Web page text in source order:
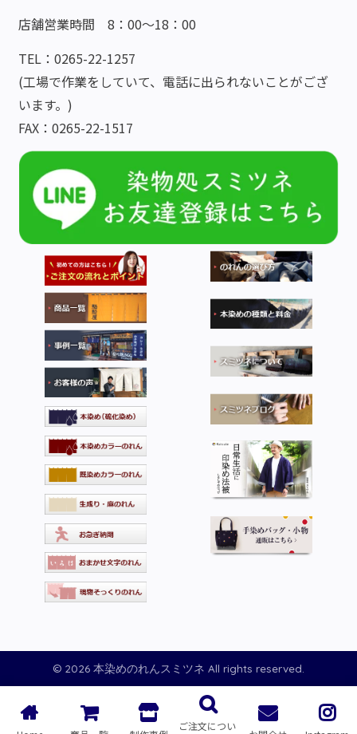
店舗営業時間 8：00～18：00
TEL：0265-22-1257
(工場で作業をしていて、電話に出られないことがござ
います。)
FAX：0265-22-1517
© 2026 本染めのれんスミツネ All rights reserved.
ご注文につい